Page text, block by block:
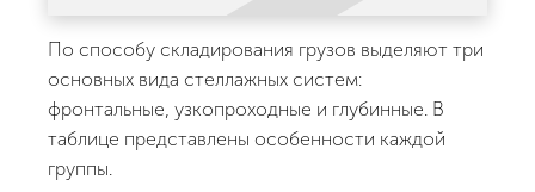
По способу складирования грузов выделяют три
основных вида стеллажных систем:
фронтальные, узкопроходные и глубинные. В
таблице представлены особенности каждой
группы.